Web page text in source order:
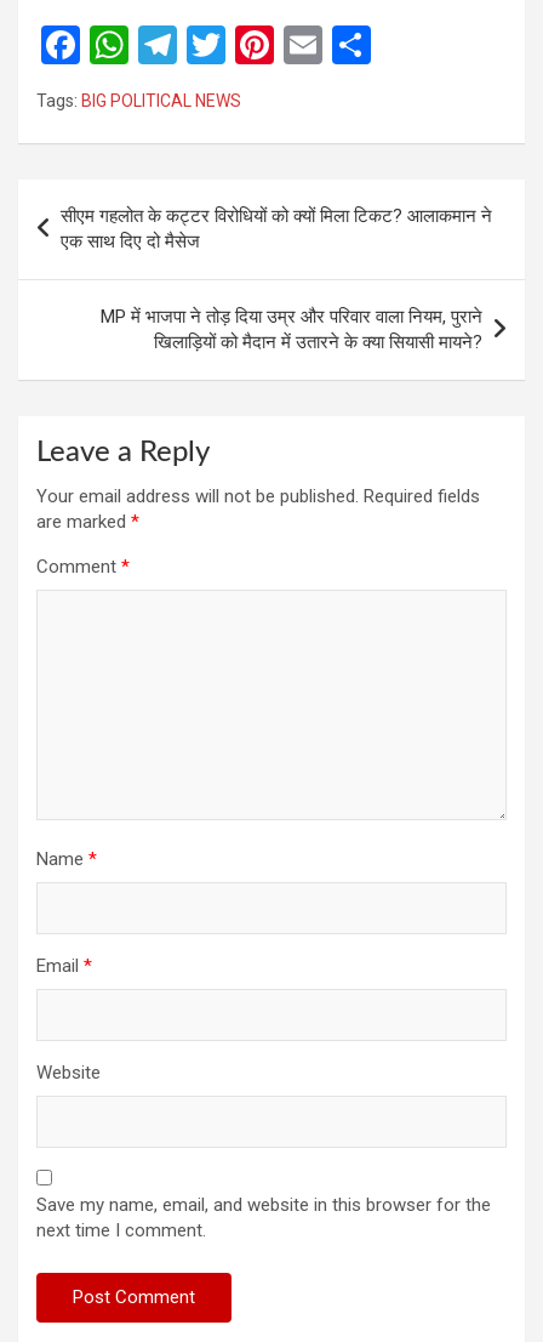
F
a
ce
o
o
k
W
h
at
A
p
p
T
el
e
a
m
T
wi
tt
Pi
t
E
Tags: BIG POLITICAL NEWS
navigation
सीएम गहलोत के कट्टर विरोधियों को क्यों मिला टिकट? आलाकमान ने
एक साथ दिए दो मैसेज
MP में भाजपा ने तोड़ दिया उम्र और परिवार वाला नियम, पुराने
खिलाड़ियों को मैदान में उतारने के क्या सियासी मायने?
Leave a Reply
Your email address will not be published. Required fields
are marked *
Comment *
Name *
Email *
Website
Save my name, email, and website in this browser for the
next time I comment.